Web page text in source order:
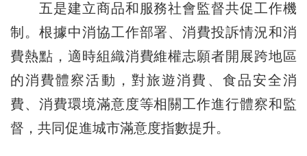
五是建立商品和服務社會監督共促工作機
制。根據中消協工作部署、消費投訴情況和消
費熱點，適時組織消費維權志願者開展跨地區
的消費體察活動，對旅遊消費、食品安全消
費、消費環境滿意度等相關工作進行體察和監
督，共同促進城市滿意度指數提升。